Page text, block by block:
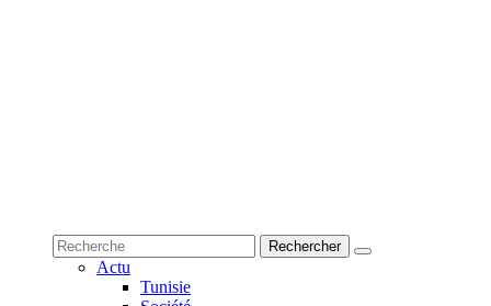
Actu
Tunisie